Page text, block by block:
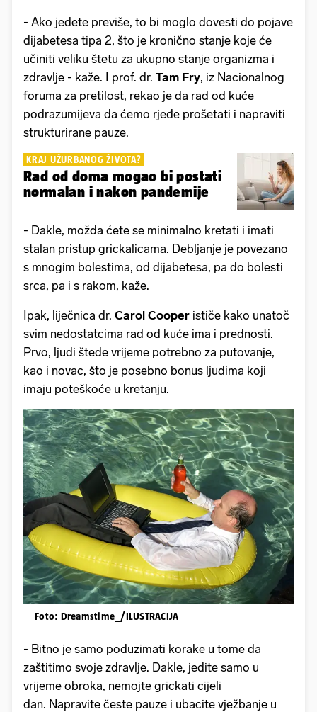
- Ako jedete previše, to bi moglo dovesti do pojave
dijabetesa tipa 2, što je kronično stanje koje će
učiniti veliku štetu za ukupno stanje organizma i
zdravlje - kaže. I prof. dr. Tam Fry, iz Nacionalnog
foruma za pretilost, rekao je da rad od kuće
podrazumijeva da ćemo rjeđe prošetati i napraviti
strukturirane pauze.
KRAJ UŽURBANOG ŽIVOTA?
Rad od doma mogao bi postati
normalan i nakon pandemije
- Dakle, možda ćete se minimalno kretati i imati
stalan pristup grickalicama. Debljanje je povezano
s mnogim bolestima, od dijabetesa, pa do bolesti
srca, pa i s rakom, kaže.
Ipak, liječnica dr. Carol Cooper ističe kako unatoč
svim nedostatcima rad od kuće ima i prednosti.
Prvo, ljudi štede vrijeme potrebno za putovanje,
kao i novac, što je posebno bonus ljudima koji
imaju poteškoće u kretanju.
Foto: Dreamstime_/ILUSTRACIJA
- Bitno je samo poduzimati korake u tome da
zaštitimo svoje zdravlje. Dakle, jedite samo u
vrijeme obroka, nemojte grickati cijeli
dan. Napravite česte pauze i ubacite vježbanje u